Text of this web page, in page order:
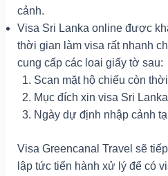
cảnh.
Visa Sri Lanka online được
thời gian làm visa rất nhanh
cung cấp các loai giấy tờ sau:
Scan mặt hộ chiếu còn
Mục đích xin visa Sri
Ngày dự định nhập cảnh
Visa Greencanal Travel sẽ
lập tức tiến hành xử lý để có